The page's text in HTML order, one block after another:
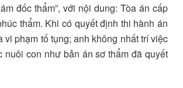
đốc thẩm”, với nội dung: Tòa án cấp
thẩm. Khi có quyết định thi hành án
phạm tố tụng; anh không nhất trí việc
con như bản án sơ thẩm đã quyết